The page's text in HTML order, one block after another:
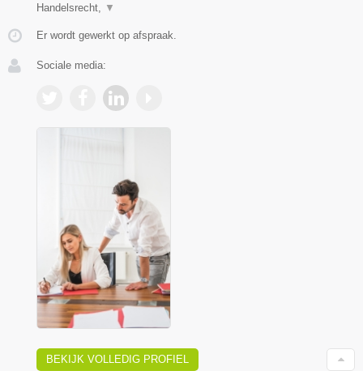
Handelsrecht,
▼
Er wordt gewerkt op afspraak.
Sociale media:
BEKIJK VOLLEDIG PROFIEL